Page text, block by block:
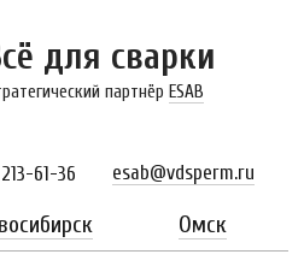
для сварки
партнёрESAB
61-36 esab@vdsperm.ru
Омск